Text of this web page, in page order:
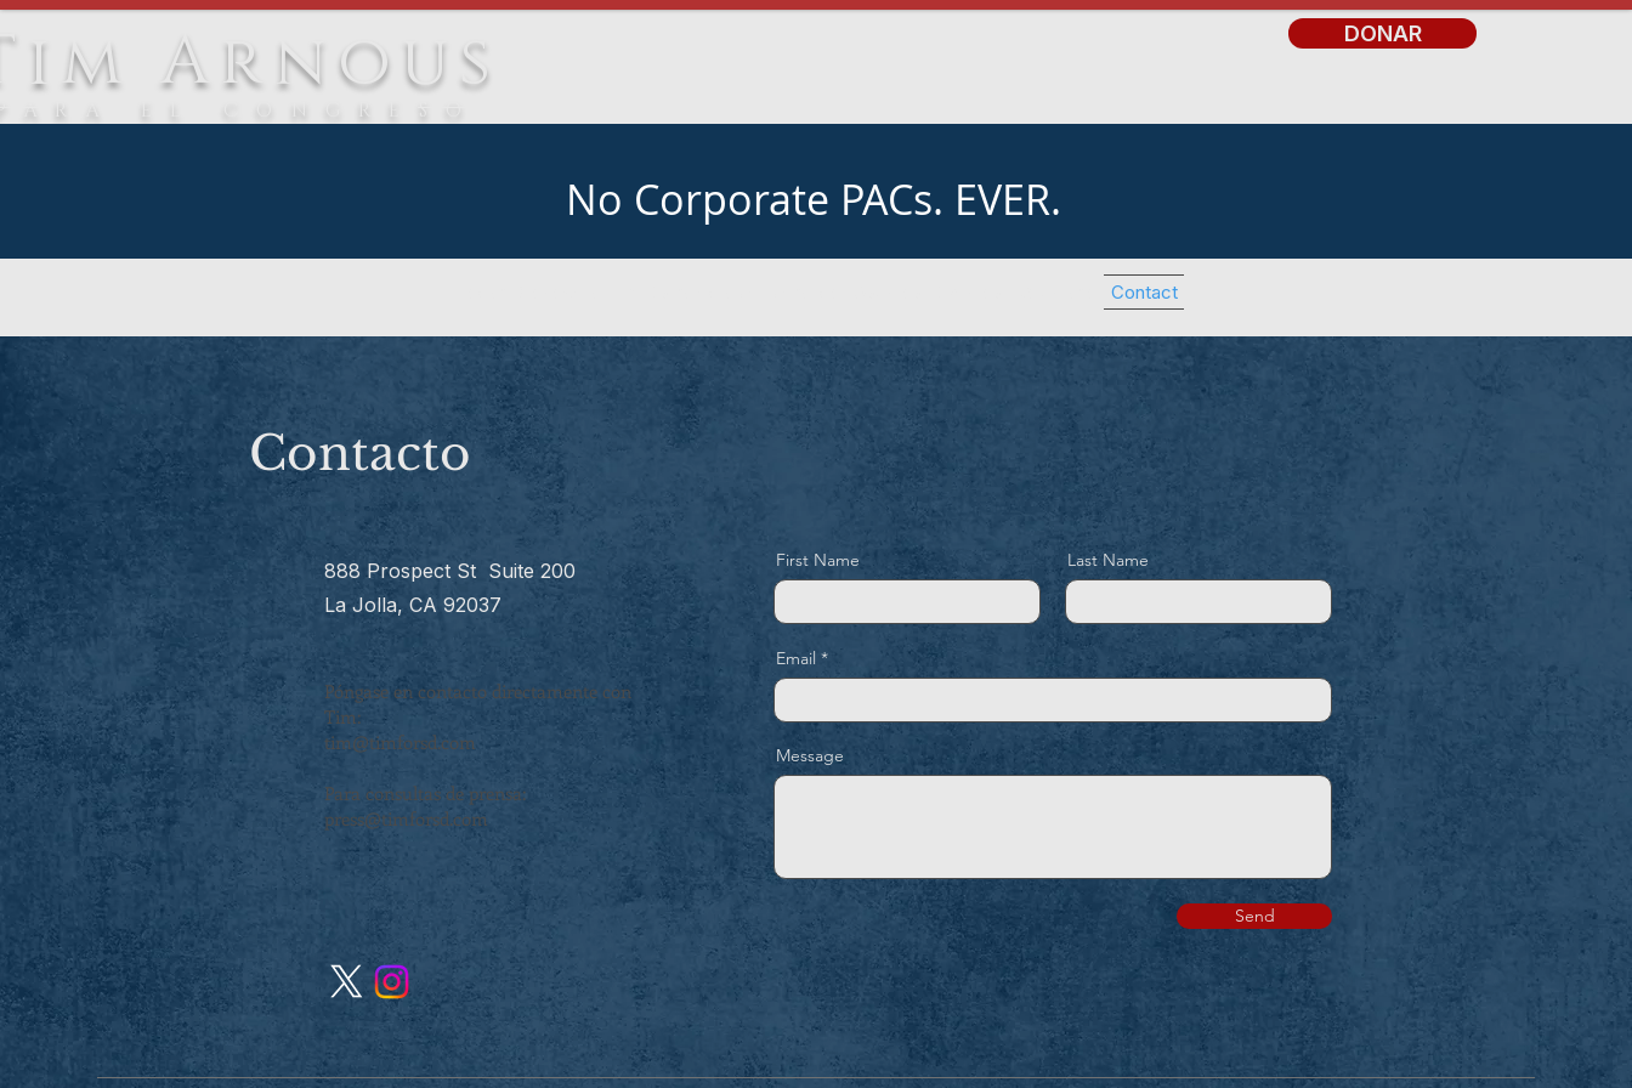
Arnous
EL CONGRESO
DONAR
No Corporate PACs. EVER.
Contact
Contacto
888 Prospect St Suite 200
La Jolla, CA 92037
Póngase en contacto directamente con
Tim:
tim@timforsd.com
Para consultas de prensa:
press@timforsd.com
First Name Last Name
Email
Message
Send